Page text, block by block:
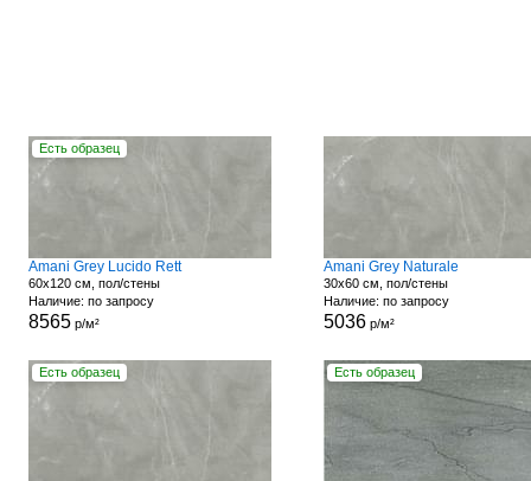
Есть образец
Amani Grey Lucido Rett
60x120 см, пол/стены
Наличие: по запросу
8565р/м²
Amani Grey Naturale
30x60 см, пол/стены
Наличие: по запросу
5036р/м²
Есть образец Есть образец